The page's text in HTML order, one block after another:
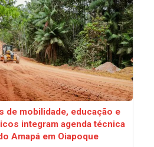
de mobilidade, educação e
integram agenda técnica
Amapá em Oiapoque